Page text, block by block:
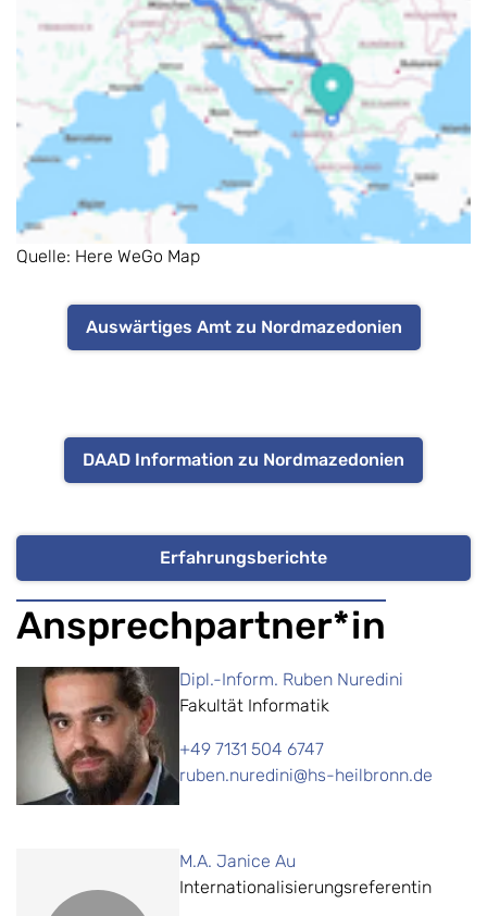
Quelle: Here WeGo Map
Auswärtiges Amt zu Nordmazedonien
DAAD Information zu Nordmazedonien
Erfahrungsberichte
Ansprechpartner*in
Dipl.-Inform. Ruben Nuredini
Fakultät Informatik
+49 7131 504 6747
ruben.nuredini@hs-heilbronn.de
M.A. Janice Au
Internationalisierungsreferentin